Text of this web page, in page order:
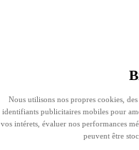
Nous utilisons nos propres cookies,
identifiants publicitaires mobiles pour
vos intérets, évaluer nos performances
peuvent être